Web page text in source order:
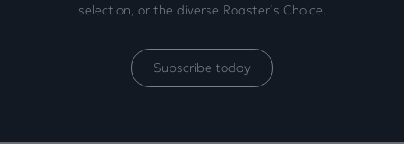
selection, or the diverse Roaster’s Choice.
Subscribe today